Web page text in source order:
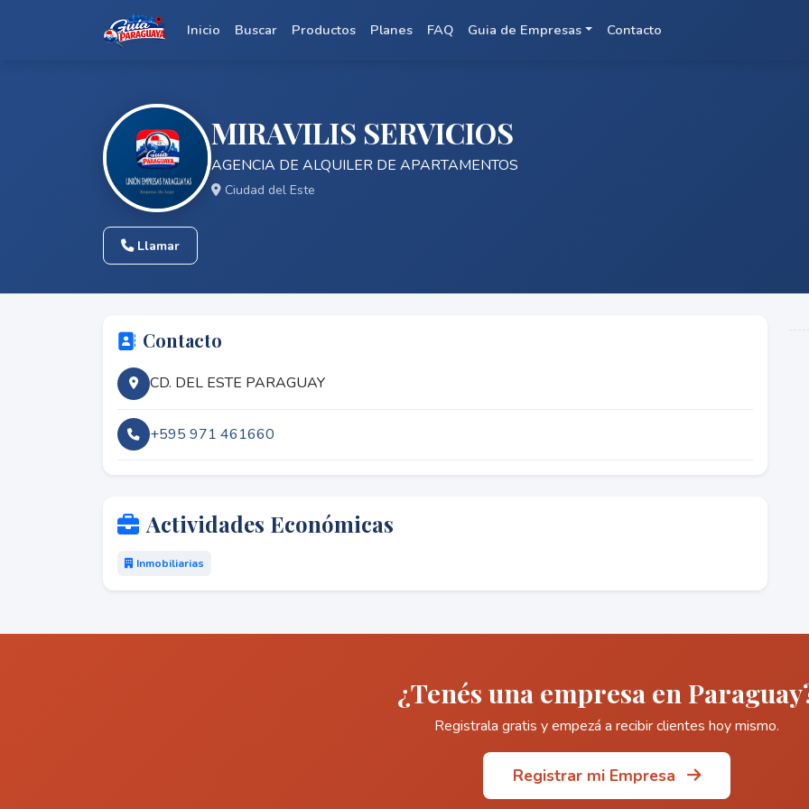
Inicio Buscar Productos Planes FAQ Guia de Empresas Contacto
MIRAVILIS SERVICIOS
AGENCIA DE ALQUILER DE APARTAMENTOS
Ciudad del Este
Llamar
Contacto
CD. DEL ESTE PARAGUAY
+595 971 461660
Actividades Económicas
Inmobiliarias
¿Tenés una empresa en
Registrala gratis y empezá a recibir clientes hoy mismo.
Registrar mi Empresa